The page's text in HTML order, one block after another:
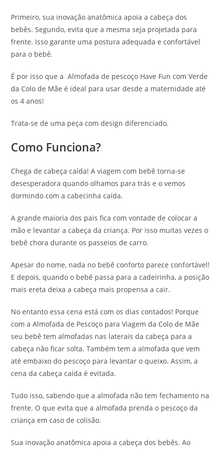
Primeiro, sua inovação anatômica apoia a cabeça dos
bebês. Segundo, evita que a mesma seja projetada para
frente. Isso garante uma postura adequada e confortável
para o bebê.
É por isso que a Almofada de pescoço Have Fun com Verde
da Colo de Mãe é ideal para usar desde a maternidade até
os 4 anos!
Trata-se de uma peça com design diferenciado.
Como Funciona?
Chega de cabeça caída! A viagem com bebê torna-se
desesperadora quando olhamos para trás e o vemos
dormindo com a cabecinha caída.
A grande maioria dos pais fica com vontade de colocar a
mão e levantar a cabeça da criança. Por isso muitas vezes o
bebê chora durante os passeios de carro.
Apesar do nome, nada no bebê conforto parece confortável!
E depois, quando o bebê passa para a cadeirinha, a posição
mais ereta deixa a cabeça mais propensa a cair.
No entanto essa cena está com os dias contados! Porque
com a Almofada de Pescoço para Viagem da Colo de Mãe
seu bebê tem almofadas nas laterais da cabeça para a
cabeça não ficar solta. Também tem a almofada que vem
até embaixo do pescoço para levantar o queixo. Assim, a
cena da cabeça caída é evitada.
Tudo isso, sabendo que a almofada não tem fechamento na
frente. O que evita que a almofada prenda o pescoço da
criança em caso de colisão.
Sua inovação anatômica apoia a cabeça dos bebês. Ao